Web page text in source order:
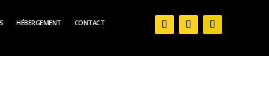
HÉBERGEMENT CONTACT